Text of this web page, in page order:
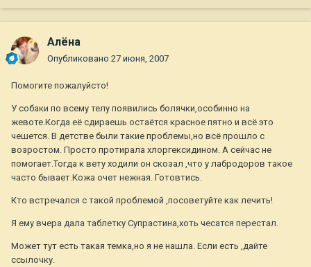
Алёна
Опубликовано 27 июня, 2007
Помогите пожалуйсто!
У собаки по всему телу появились болячки,особинно на
жевоте.Когда её сдираешь остаётся красное пятно и всё это
чешется. В детстве были такие проблемы,но всё прошло с
возростом. Просто протирала хлоргексидином. А сейчас не
помогает.Тогда к вету ходили он скозал ,что у лабродоров такое
часто бывает.Кожа очет нежная. Готовтись.
Кто встречался с такой проблемой ,посоветуйте как лечить!
Я ему вчера дала таблетку Супрастина,хоть чесатся перестал.
Может тут есть такая темка,но я не нашла. Если есть ,дайте
ссылочку.